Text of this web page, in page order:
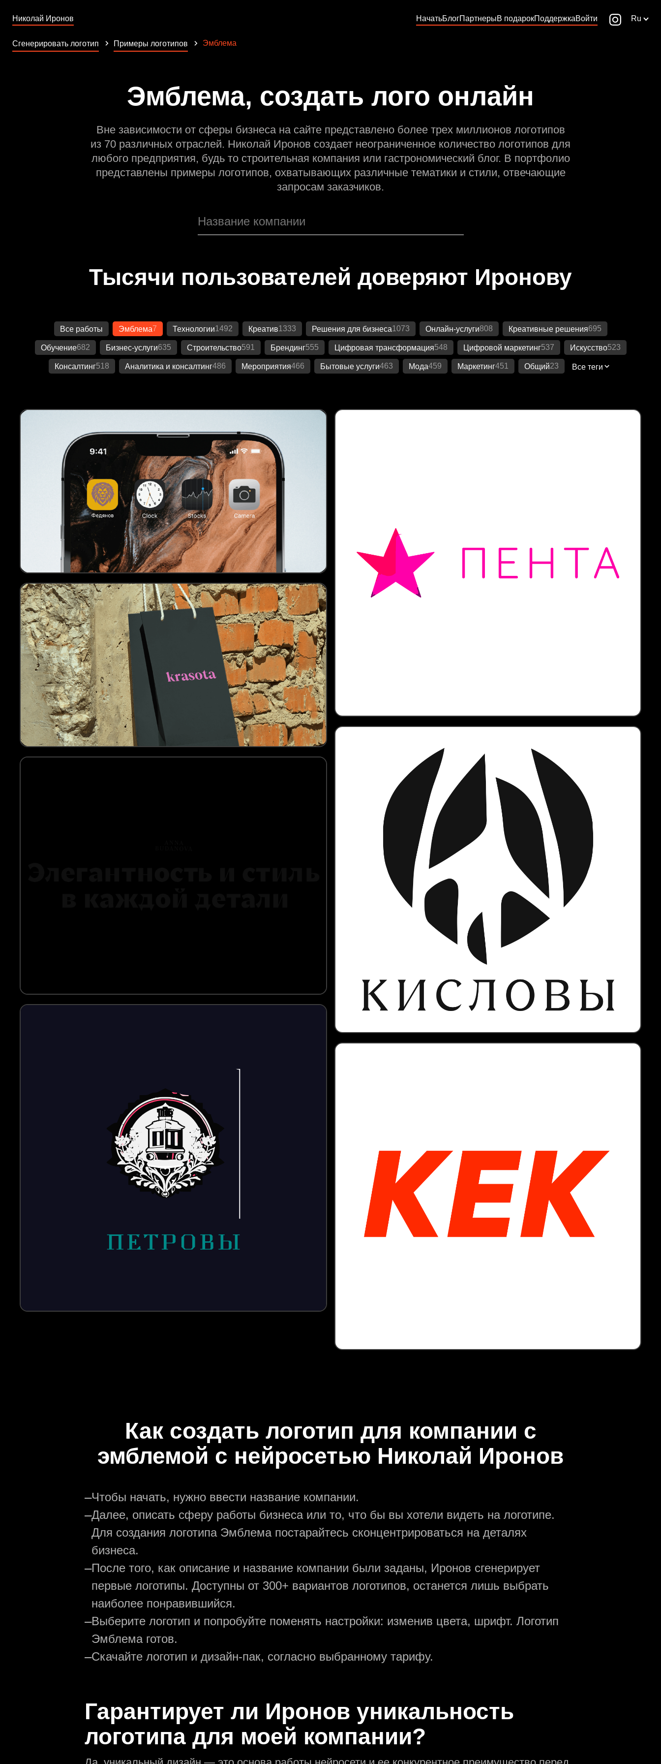
Николай Иронов НачатьБлогПартнерыВ подарокПоддержкаВойти Ru
Сгенерировать логотип Примеры логотипов Эмблема
Эмблема, создать лого онлайн
Вне зависимости от сферы бизнеса на сайте представлено более трех миллионов логотипов
из 70 различных отраслей. Николай Иронов создает неограниченное количество логотипов для
любого предприятия, будь то строительная компания или гастрономический блог. В портфолио
представлены примеры логотипов, охватывающих различные тематики и стили, отвечающие
запросам заказчиков.
Тысячи пользователей доверяют Иронову
Все работы Эмблема7 Технологии1492 Креатив1333 Решения для бизнеса1073 Онлайн-услуги808 Креативные решения695
Обучение682 Бизнес-услуги635 Строительство591 Брендинг555 Цифровая трансформация548 Цифровой маркетинг537 Искусство523
Консалтинг518 Аналитика и консалтинг486 Мероприятия466 Бытовые услуги463 Мода459 Маркетинг451 Общий23 Все теги
Как создать логотип для компании с
эмблемой с нейросетью Николай Иронов
—Чтобы начать, нужно ввести название компании.
—Далее, описать сферу работы бизнеса или то, что бы вы хотели видеть на логотипе.
Для создания логотипа Эмблема постарайтесь сконцентрироваться на деталях
бизнеса.
—После того, как описание и название компании были заданы, Иронов сгенерирует
первые логотипы. Доступны от 300+ вариантов логотипов, останется лишь выбрать
наиболее понравившийся.
—Выберите логотип и попробуйте поменять настройки: изменив цвета, шрифт. Логотип
Эмблема готов.
—Скачайте логотип и дизайн-пак, согласно выбранному тарифу.
Гарантирует ли Иронов уникальность
логотипа для моей компании?